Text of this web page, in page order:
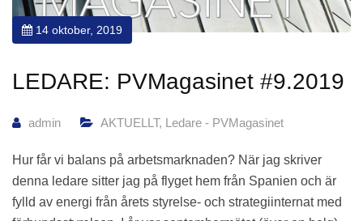
14 oktober, 2019
LEDARE: PVMagasinet #9.2019
admin AKTUELLT, Ledare - PVMagasinet
Hur får vi balans på arbetsmarknaden? När jag skriver
denna ledare sitter jag på flyget hem från Spanien och är
fylld av energi från årets styrelse- och strategiinternat med